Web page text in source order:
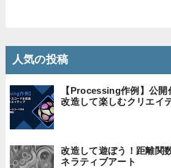
人気の投稿
【Processing作例】公
改造して楽しむクリエイ
改造して遊ぼう！距離関
ネラティブアート